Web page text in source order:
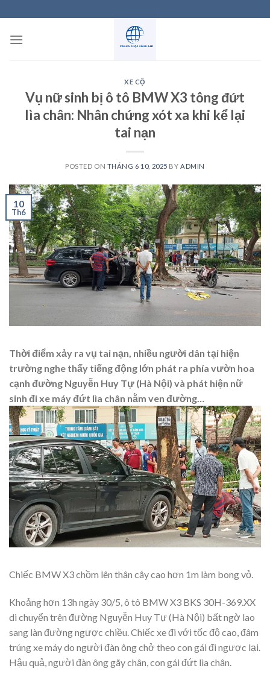
to
content
XE CỘ
Vụ nữ sinh bị ô tô BMW X3 tông đứt
lìa chân: Nhân chứng xót xa khi kể lại
tai nạn
POSTED ON THÁNG 6 10, 2025 BY ADMIN
10
Th6
Thời điểm xảy ra vụ tai nạn, nhiều người dân tại hiện
trường nghe thấy tiếng động lớn phát ra phía vườn hoa
cạnh đường Nguyễn Huy Tự (Hà Nội) và phát hiện nữ
sinh đi xe máy đứt lìa chân nằm ven đường…
Chiếc BMW X3 chồm lên thân cây cao hơn 1m làm bong vỏ.
Khoảng hơn 13h ngày 30/5, ô tô BMW X3 BKS 30H-369.XX
di chuyển trên đường Nguyễn Huy Tự (Hà Nội) bất ngờ lao
sang làn đường ngược chiều. Chiếc xe đi với tốc độ cao, đâm
trúng xe máy do người đàn ông chở theo con gái đi ngược lại.
Hậu quả, người đàn ông gãy chân, con gái đứt lìa chân.